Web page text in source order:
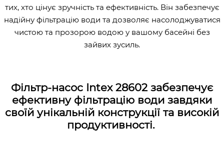
тих, хто цінує зручність та ефективність. Він забезпечує
надійну фільтрацію води та дозволяє насолоджуватися
чистою та прозорою водою у вашому басейні без
зайвих зусиль.
Фільтр-насос Intex 28602 забезпечує
ефективну фільтрацію води завдяки
своїй унікальній конструкції та високій
продуктивності.